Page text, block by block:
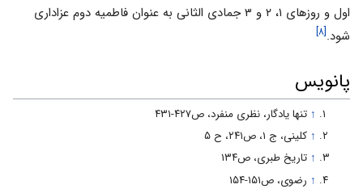
اول و روزهای ۱، ۲ و ۳ جمادی‌ الثانی‌ به عنوان فاطمیه دوم عزاداری
شود.[۸]
پانویس
↑ تنها یادگار، نظری منفرد، ص۴۲۷-۴۳۱
↑ کلینی، ج ۱، ص۲۴۱، ح ۵
↑ تاریخ طبری، ص۱۳۴
↑ رضوی، ص۱۵۱-۱۵۴